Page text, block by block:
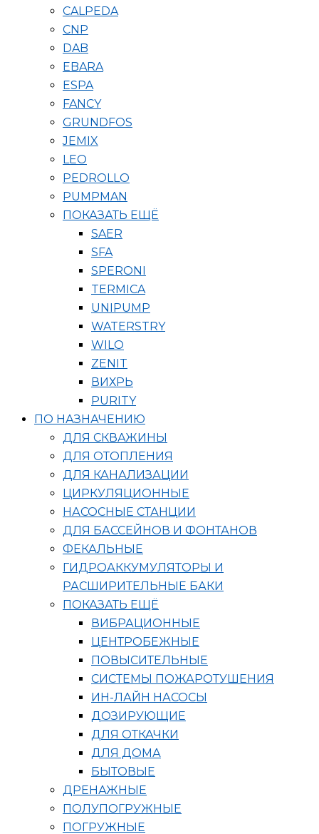
CALPEDA
CNP
DAB
EBARA
ESPA
FANCY
GRUNDFOS
JEMIX
LEO
PEDROLLO
PUMPMAN
ПОКАЗАТЬ ЕЩЁ
SAER
SFA
SPERONI
TERMICA
UNIPUMP
WATERSTRY
WILO
ZENIT
ВИХРЬ
PURITY
ПО НАЗНАЧЕНИЮ
ДЛЯ СКВАЖИНЫ
ДЛЯ ОТОПЛЕНИЯ
ДЛЯ КАНАЛИЗАЦИИ
ЦИРКУЛЯЦИОННЫЕ
НАСОСНЫЕ СТАНЦИИ
ДЛЯ БАССЕЙНОВ И ФОНТАНОВ
ФЕКАЛЬНЫЕ
ГИДРОАККУМУЛЯТОРЫ И
РАСШИРИТЕЛЬНЫЕ БАКИ
ПОКАЗАТЬ ЕЩЁ
ВИБРАЦИОННЫЕ
ЦЕНТРОБЕЖНЫЕ
ПОВЫСИТЕЛЬНЫЕ
СИСТЕМЫ ПОЖАРОТУШЕНИЯ
ИН-ЛАЙН НАСОСЫ
ДОЗИРУЮЩИЕ
ДЛЯ ОТКАЧКИ
ДЛЯ ДОМА
БЫТОВЫЕ
ДРЕНАЖНЫЕ
ПОЛУПОГРУЖНЫЕ
ПОГРУЖНЫЕ